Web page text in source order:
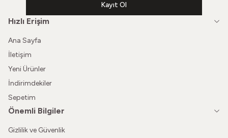
Kayıt Ol
Hızlı Erişim
Ana Sayfa
İletişim
Yeni Ürünler
İndirimdekiler
Sepetim
Önemli Bilgiler
Gizlilik ve Güvenlik